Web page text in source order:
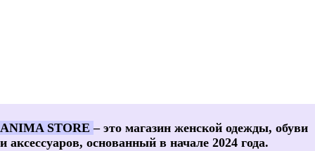
ANIMA STORE– это магазин женской одежды, обуви
и аксессуаров, основанный в начале 2024 года.